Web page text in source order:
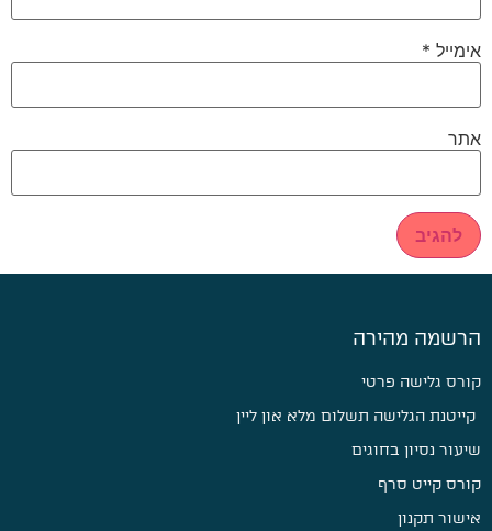
אימייל *
אתר
הרשמה מהירה
קורס גלישה פרטי
קייטנת הגלישה תשלום מלא און ליין
שיעור נסיון בחוגים
קורס קייט סרף
אישור תקנון